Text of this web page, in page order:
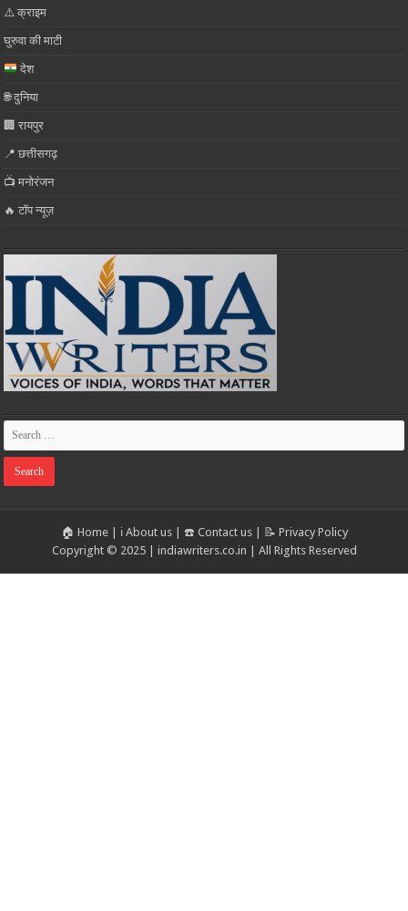
⚠️ क्राइम
घुरुवा की माटी
देश
🌐 दुनिया
🏢 रायपुर
📍 छत्तीसगढ़
📺 मनोरंजन
🔥 टॉप न्यूज़
🏠 Home| ℹ️ About us| ☎️ Contact us|
📝 Privacy Policy
Copyright © 2025 | indiawriters.co.in | All Rights Reserved